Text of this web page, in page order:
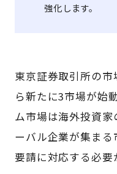
強化します。
東京証券取引所の
ら新たに3市場が始
ム市場は海外投資
ーバル企業が集ま
要請に対応する必要